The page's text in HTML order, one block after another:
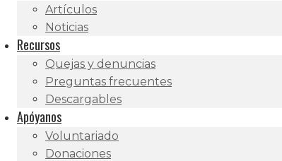
Artículos
Noticias
Recursos
Quejas y denuncias
Preguntas frecuentes
Descargables
Apóyanos
Voluntariado
Donaciones